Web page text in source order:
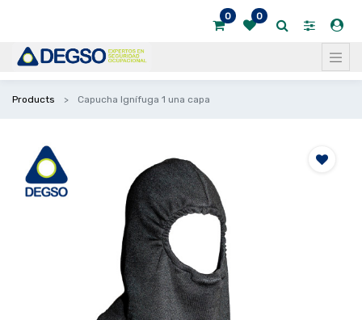
0 0
Products Capucha Ignífuga 1 una capa